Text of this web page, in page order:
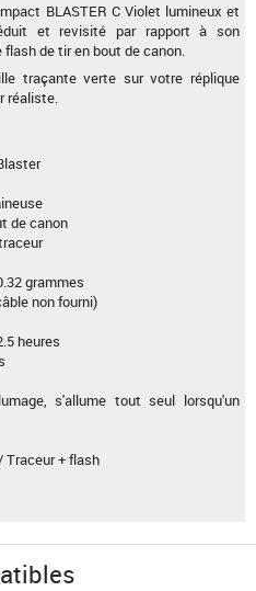
BLASTER C Violet lumineux et
et revisité par rapport à son
de tir en bout de canon.
traçante verte sur votre réplique
réaliste.
de canon
grammes
non fourni)
heures
s'allume tout seul lorsqu'un
Traceur + flash